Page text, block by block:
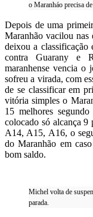
o Maranháo precisa
Depois de uma
Maranhão vacilou
deixou a classificação
contra Guarany e
maranhense vencia o
sofreu a virada, com
de se classificar em
vitória simples o
15 melhores
colocado só alcança
A14, A15, A16, o
do Maranhão em
bom saldo.
Michel volta de
parada.